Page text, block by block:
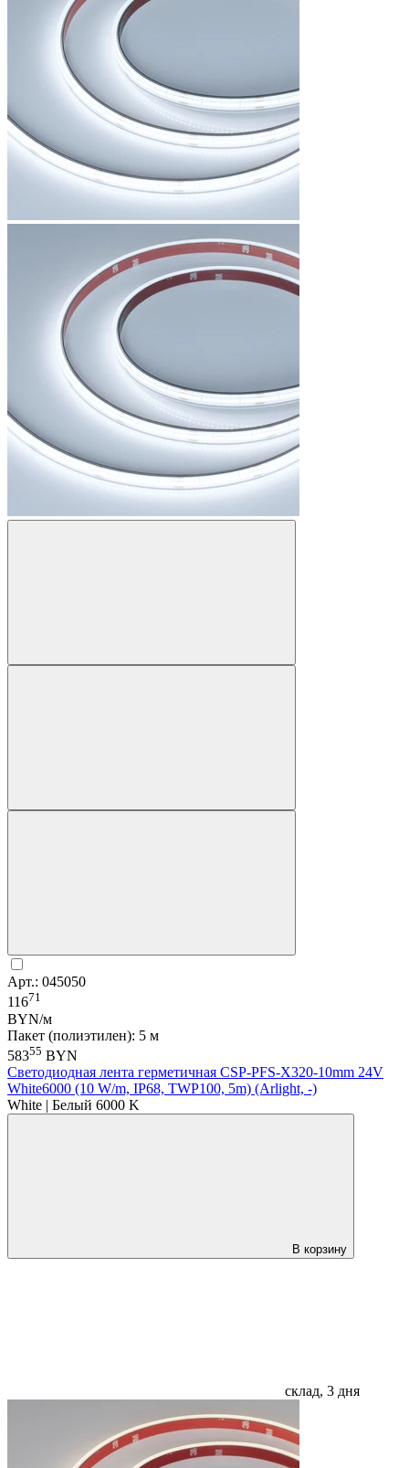
Арт.: 045050
11671
BYN/м
Пакет (полиэтилен): 5 м
58355 BYN
Светодиодная лента герметичная CSP-PFS-X320-10mm 24V
White6000 (10 W/m, IP68, TWP100, 5m) (Arlight, -)
White | Белый 6000 K
В корзину
склад, 3 дня